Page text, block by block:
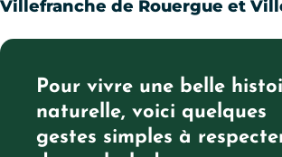
Villefranche de Rouergue et
Pour vivre une belle
naturelle, voici quelques
gestes simples à